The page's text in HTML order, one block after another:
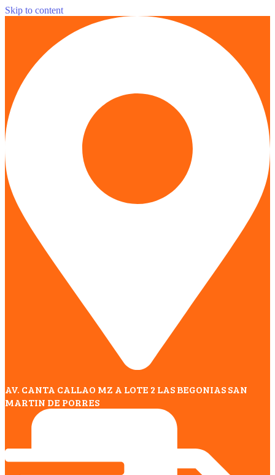
Skip to content
AV. CANTA CALLAO MZ A LOTE 2 LAS BEGONIAS SAN
MARTIN DE PORRES